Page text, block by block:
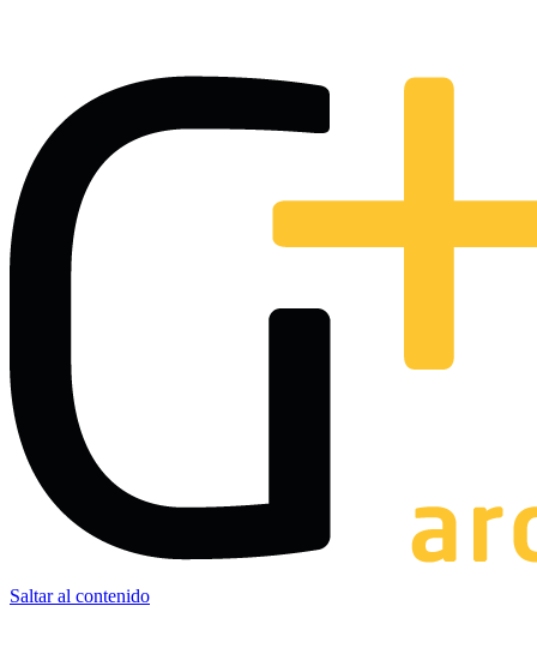
Saltar al contenido